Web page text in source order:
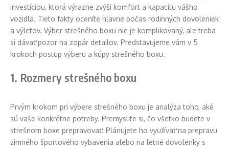
investíciou, ktorá výrazne zvýši komfort a kapacitu vášho
vozidla. Tieto fakty oceníte hlavne počas rodinných dovoleniek
a výletov. Výber strešného boxu nie je komplikovaný, ale treba
si dávať pozor na zopár detailov. Predstavujeme vám v 5
krokoch postup výberu a kúpy strešného boxu.
1. Rozmery strešného boxu
Prvým krokom pri výbere strešného boxu je analýza toho, aké
sú vaše konkrétne potreby. Premyslite si, čo všetko budete v
strešnom boxe prepravovať. Plánujete ho využívať na prepravu
zimného športového vybavenia alebo na letné dovolenky s